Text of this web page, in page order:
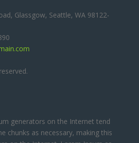
Glassgow, Seattle, WA 98122-
generators on the Internet tend
chunks as necessary, making this